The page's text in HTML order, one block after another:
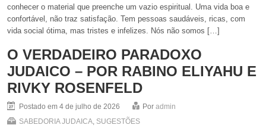
conhecer o material que preenche um vazio espiritual. Uma vida boa e
confortável, não traz satisfação. Tem pessoas saudáveis, ricas, com
vida social ótima, mas tristes e infelizes. Nós não somos […]
O VERDADEIRO PARADOXO
JUDAICO – POR RABINO ELIYAHU E
RIVKY ROSENFELD
Postado em 4 de julho de 2026 Poradmin
SABEDORIA JUDAICA, SUGESTÕES